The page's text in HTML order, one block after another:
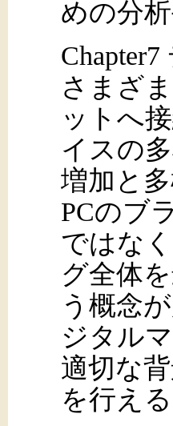
めの分
さまざ
ットへ
イスの
増加と
PCのブ
ではな
グ全体
う概念
ジタル
適切な
を行え